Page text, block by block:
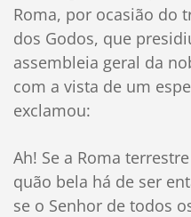
Roma, por ocasião do
dos Godos, que
assembleia geral da
com a vista de um
exclamou:
Ah! Se a Roma
quão bela há de ser
se o Senhor de todos